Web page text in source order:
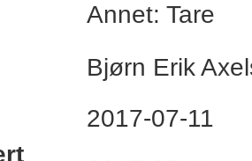
Annet: Tare
Bjørn Erik
2017-07-11